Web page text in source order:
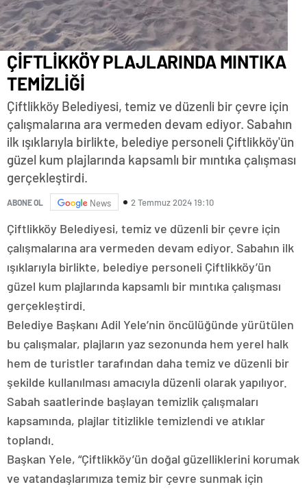
ÇİFTLİKKÖY PLAJLARINDA MINTIKA
TEMİZLİĞİ
Çiftlikköy Belediyesi, temiz ve düzenli bir çevre için
çalışmalarına ara vermeden devam ediyor. Sabahın
ilk ışıklarıyla birlikte, belediye personeli Çiftlikköy'ün
güzel kum plajlarında kapsamlı bir mıntıka çalışması
gerçekleştirdi.
ABONE OL News 2 Temmuz 2024 19:10
Çiftlikköy Belediyesi, temiz ve düzenli bir çevre için
çalışmalarına ara vermeden devam ediyor. Sabahın ilk
ışıklarıyla birlikte, belediye personeli Çiftlikköy’ün
güzel kum plajlarında kapsamlı bir mıntıka çalışması
gerçekleştirdi.
Belediye Başkanı Adil Yele’nin öncülüğünde yürütülen
bu çalışmalar, plajların yaz sezonunda hem yerel halk
hem de turistler tarafından daha temiz ve düzenli bir
şekilde kullanılması amacıyla düzenli olarak yapılıyor.
Sabah saatlerinde başlayan temizlik çalışmaları
kapsamında, plajlar titizlikle temizlendi ve atıklar
toplandı.
Başkan Yele, “Çiftlikköy’ün doğal güzelliklerini korumak
ve vatandaşlarımıza temiz bir çevre sunmak için